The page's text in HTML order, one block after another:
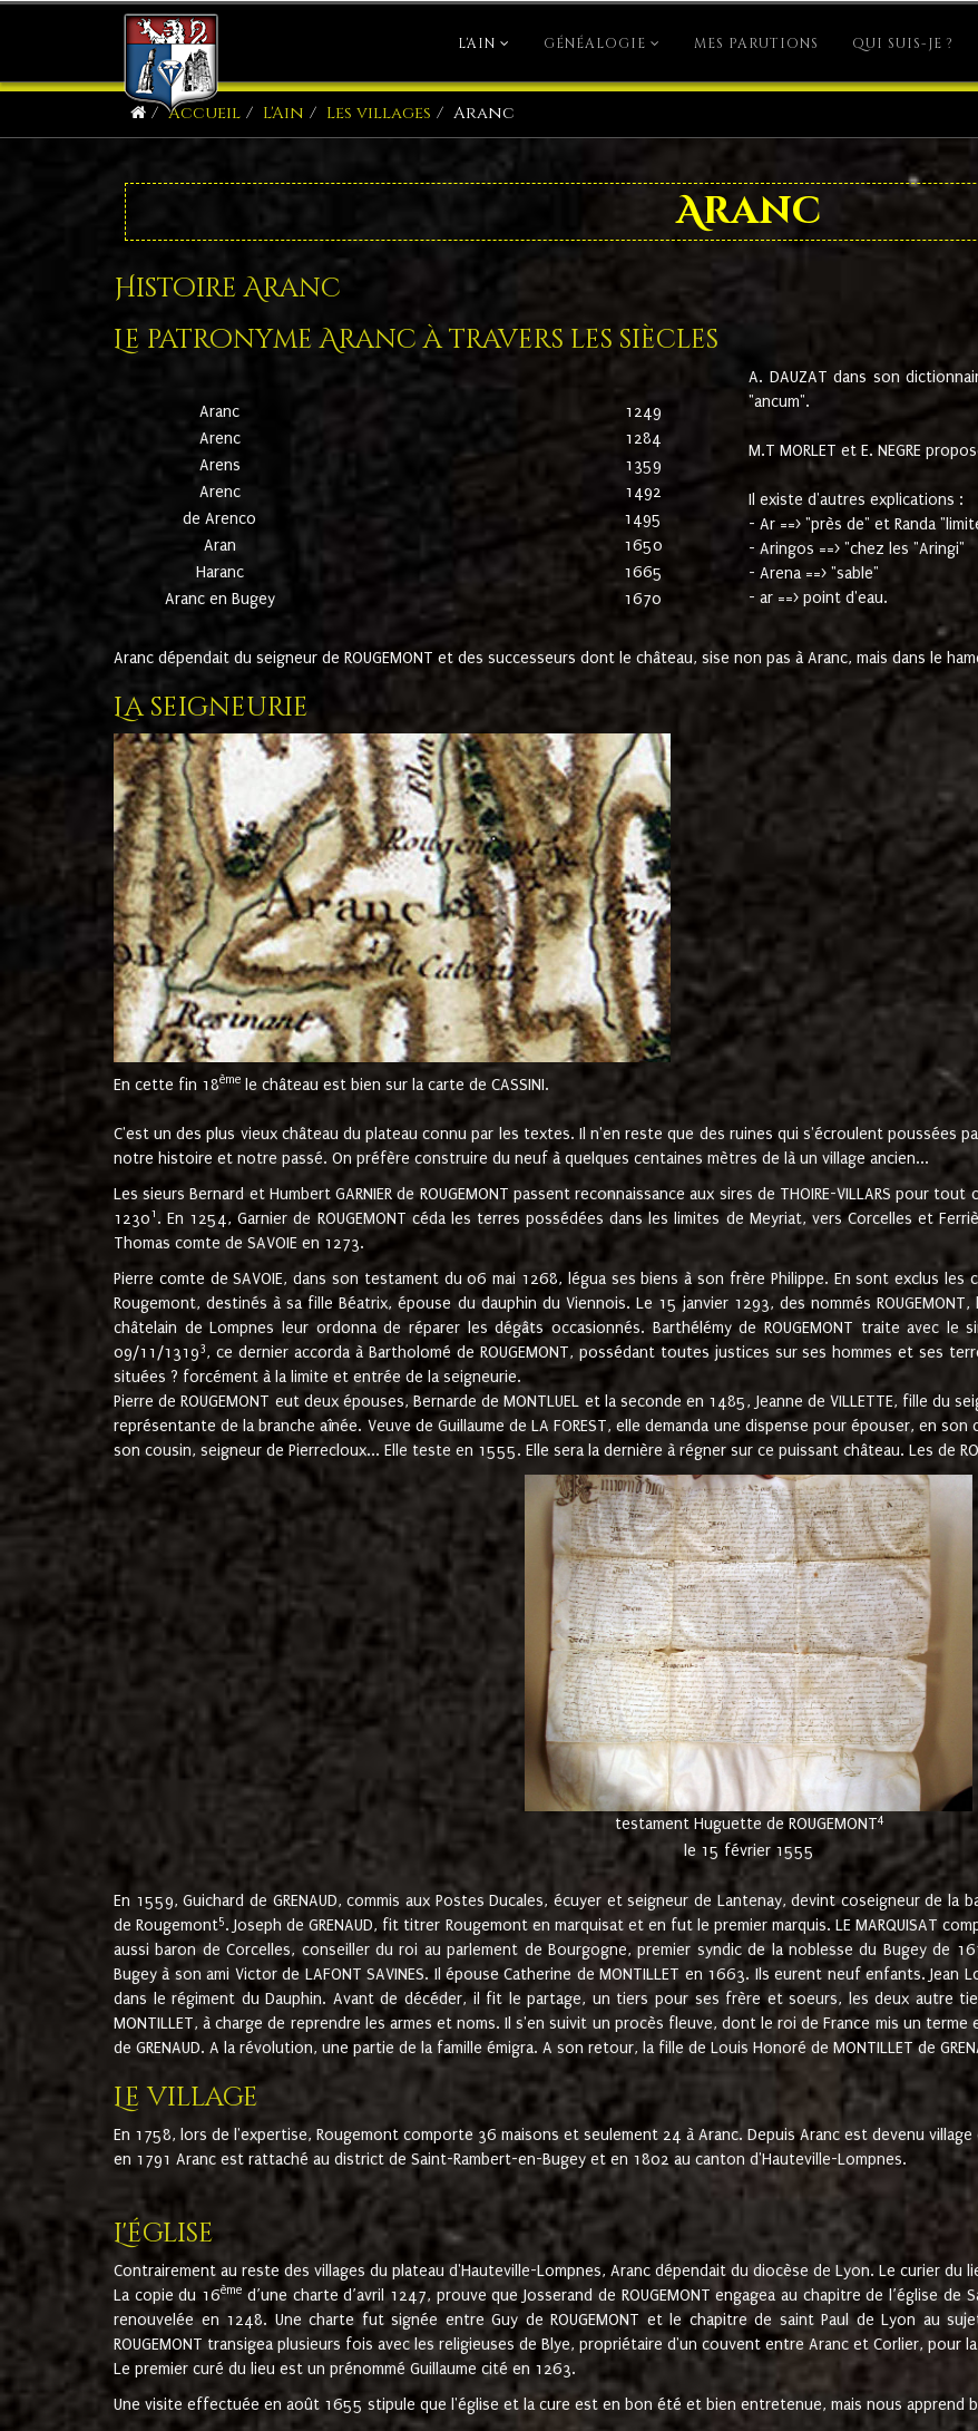
L'AIN GÉNÉALOGIE MES PARUTIONS QUI SUIS-JE ?
Accueil L'Ain Les villages Aranc
Aranc
Histoire Aranc
Le patronyme Aranc à travers les siècles
Aranc
1249
Arenc
1284
Arens
1359
Arenc
1492
de Arenco
1495
Aran
1650
Haranc
1665
Aranc en Bugey
1670
A. DAUZAT dans son
"ancum".
M.T MORLET et E. NEGRE
Il existe d'autres explications :
- Ar ==> "près de" et Randa
- Aringos ==> "chez les "Aringi"
- Arena ==> "sable"
- ar ==> point d'eau.
Aranc dépendait du seigneur de ROUGEMONT et des successeurs dont le château, sise non pas à Aranc, mais dans le
La seigneurie
En cette fin 18ème le château est bien sur la carte de CASSINI.
C'est un des plus vieux château du plateau connu par les textes. Il n'en reste que des ruines qui s'écroulent poussées
notre histoire et notre passé. On préfère construire du neuf à quelques centaines mètres de là un village ancien...
Les sieurs Bernard et Humbert GARNIER de ROUGEMONT passent reconnaissance aux sires de THOIRE-VILLARS pour
12301 . En 1254, Garnier de ROUGEMONT céda les terres possédées dans les limites de Meyriat, vers Corcelles et
Thomas comte de SAVOIE en 1273.
Pierre comte de SAVOIE, dans son testament du 06 mai 1268, légua ses biens à son frère Philippe. En sont exclus
Rougemont, destinés à sa fille Béatrix, épouse du dauphin du Viennois. Le 15 janvier 1293, des nommés
châtelain de Lompnes leur ordonna de réparer les dégâts occasionnés. Barthélémy de ROUGEMONT traite avec
09/11/13193, ce dernier accorda à Bartholomé de ROUGEMONT, possédant toutes justices sur ses hommes et ses
situées ? forcément à la limite et entrée de la seigneurie.
Pierre de ROUGEMONT eut deux épouses, Bernarde de MONTLUEL et la seconde en 1485, Jeanne de VILLETTE, fille
représentante de la branche aînée. Veuve de Guillaume de LA FOREST, elle demanda une dispense pour épouser, en son
son cousin, seigneur de Pierrecloux... Elle teste en 1555. Elle sera la dernière à régner sur ce puissant château. Les de
testament Huguette de ROUGEMONT4
le 15 février 1555
En 1559, Guichard de GRENAUD, commis aux Postes Ducales, écuyer et seigneur de Lantenay, devint coseigneur de
de Rougemont5. Joseph de GRENAUD, fit titrer Rougemont en marquisat et en fut le premier marquis. LE MARQUISAT
aussi baron de Corcelles, conseiller du roi au parlement de Bourgogne, premier syndic de la noblesse du Bugey de
Bugey à son ami Victor de LAFONT SAVINES. Il épouse Catherine de MONTILLET en 1663. Ils eurent neuf enfants.
dans le régiment du Dauphin. Avant de décéder, il fit le partage, un tiers pour ses frère et soeurs, les deux autre
MONTILLET, à charge de reprendre les armes et noms. Il s'en suivit un procès fleuve, dont le roi de France mis un terme
de GRENAUD. A la révolution, une partie de la famille émigra. A son retour, la fille de Louis Honoré de MONTILLET de
Le village
En 1758, lors de l'expertise, Rougemont comporte 36 maisons et seulement 24 à Aranc. Depuis Aranc est devenu village
en 1791 Aranc est rattaché au district de Saint-Rambert-en-Bugey et en 1802 au canton d'Hauteville-Lompnes.
L'église
Contrairement au reste des villages du plateau d'Hauteville-Lompnes, Aranc dépendait du diocèse de Lyon. Le curier du
La copie du 16ème d’une charte d’avril 1247, prouve que Josserand de ROUGEMONT engagea au chapitre de l’église de
renouvelée en 1248. Une charte fut signée entre Guy de ROUGEMONT et le chapitre de saint Paul de Lyon au
ROUGEMONT transigea plusieurs fois avec les religieuses de Blye, propriétaire d'un couvent entre Aranc et Corlier, pour
Le premier curé du lieu est un prénommé Guillaume cité en 1263.
Une visite effectuée en août 1655 stipule que l'église et la cure est en bon été et bien entretenue, mais nous apprend